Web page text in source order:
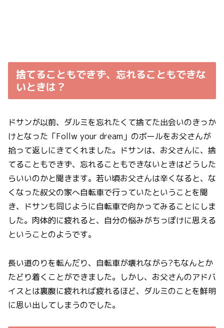
捨てることもできず、忘れることもできな
いときは？
ドサンが以前、ダルミを忘れたくて捨てた出会いのきっか
けとなった「Follw your dream」のボールをお父さんが
拾って返しにきてくれました。ドサンは、お父さんに、捨
てることもできず、忘れることもできないときはどうした
らいいのかと聞きます。若い頃お父さんは辛くなると、な
くなった叔父の家へ自転車で行っていたということを聞
き、ドサンも同じように自転車で向かってみることにしま
した。肉体的に疲れると、自分の悩みがちっぽけに思える
ということのようです。
長い道のりを転んだり、自転車が壊れながら?もなんとか
たどり着くことができました。しかし、お父さんのアドバ
イスとは裏腹に疲れれば疲れるほど、ダルミのことを鮮明
に思い出してしまうのでした。